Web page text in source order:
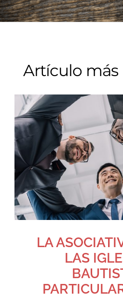
Artículo más
LA
IGLESIAS
Artículos
LA
LAS